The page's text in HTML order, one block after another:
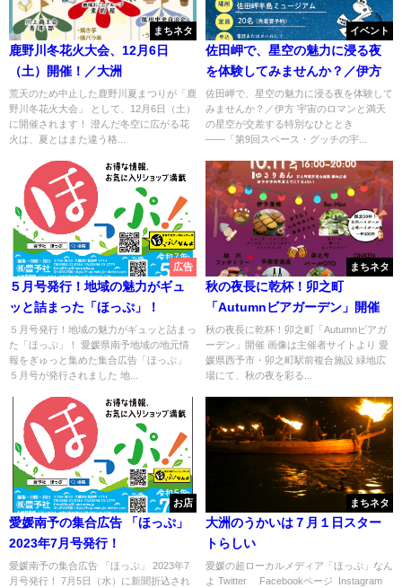
まちネタ
鹿野川冬花火大会、12月6日
（土）開催！／大洲
荒天のため中止した鹿野川夏まつりが「鹿
野川冬花火大会」 として、12月6日（土）
に開催されます！ 澄んだ冬空に広がる花
火は、夏とはまた違う格...
イベント
佐田岬で、星空の魅力に浸る夜
を体験してみませんか？／伊方
佐田岬で、星空の魅力に浸る夜を体験して
みませんか？／伊方 宇宙のロマンと満天
の星空が交差する特別なひととき
――「第9回スペース・グッチの宇...
広告
５月号発行！地域の魅力がギュ
ッと詰まった「ほっぷ」！
５月号発行！地域の魅力がギュッと詰まっ
た「ほっぷ」！ 愛媛県南予地域の地元情
報をぎゅっと集めた集合広告「ほっぷ」
５月号が発行されました 地...
まちネタ
秋の夜長に乾杯！卯之町
「Autumnビアガーデン」開催
秋の夜長に乾杯！卯之町「Autumnビアガ
ーデン」開催 画像は主催者サイトより 愛
媛県西予市・卯之町駅前複合施設 緑地広
場にて、秋の夜を彩る...
お店
愛媛南予の集合広告 「ほっぷ」
2023年7月号発行！
愛媛南予の集合広告 「ほっぷ」 2023年7
月号発行！ 7月5日（水）に新聞折込され
まちネタ
大洲のうかいは７月１日スター
トらしい
愛媛の超ローカルメディア「ほっぷ」なん
よ Twitter Facebookページ Instagram